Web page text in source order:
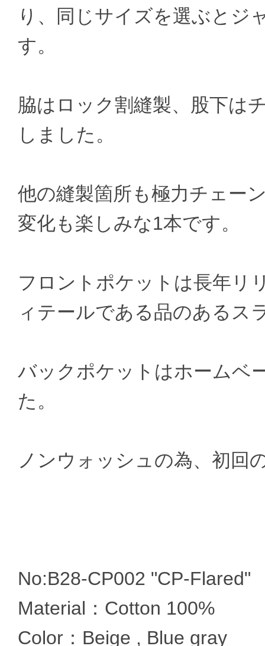
り、同じサイズを選ぶとジ
す。
脇はロック割縫製、股下は
しました。
他の縫製箇所も極力チェー
変化も楽しみな1本です。
フロントポケットは長年リ
ィテールである品のあるス
バックポケットはホームベ
た。
ノンウォッシュの為、初回
No:B28-CP002 "CP-Flared"
Material：Cotton 100%
Color：Beige , Blue gray